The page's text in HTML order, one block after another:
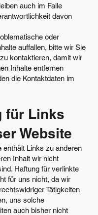
auch im Falle
davon
oder
auffallen, bitte wir Sie
kontaktieren, damit wir
Inhalte entfernen
die Kontaktdaten im
für Links
Website
enthält Links zu anderen
Inhalt wir nicht
Haftung für verlinkte
für uns nicht, da wir
Tätigkeiten
uns solche
auch bisher nicht